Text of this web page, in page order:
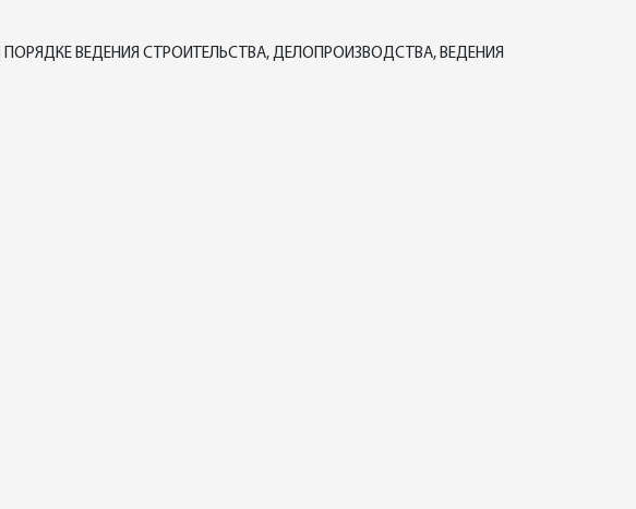
ВЕДЕНИЯ СТРОИТЕЛЬСТВА, ДЕЛОПРОИЗВОДСТВА, ВЕДЕНИЯ